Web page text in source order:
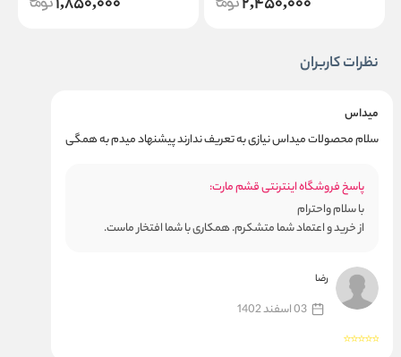
نظرات کاربران
میداس
سلام محصولات میداس نیازی به تعریف ندارند پیشنهاد میدم به همگی
پاسخ فروشگاه اینترنتی قشم مارت:
با سلام واحترام
از خرید و اعتماد شما متشکرم. همکاری با شما افتخار ماست.
رضا
03 اسفند 1402